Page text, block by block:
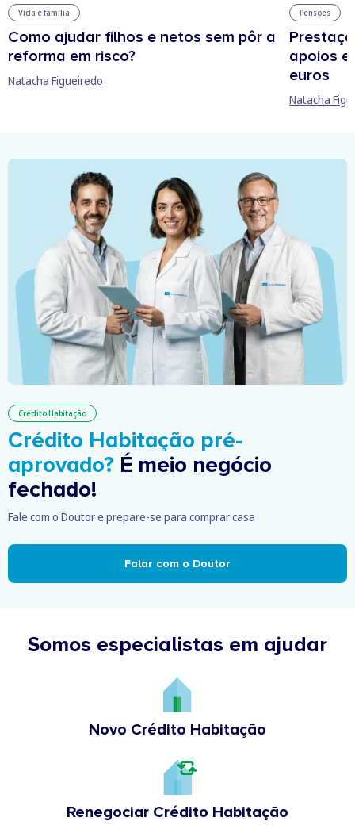
Vida e família
Como ajudar filhos e netos sem pôr a
reforma em risco?
Natacha Figueiredo
Pensões
apoios
euros
Natacha
Crédito Habitação
Crédito Habitação pré-
aprovado? É meio negócio
fechado!
Fale com o Doutor e prepare-se para comprar casa
Falar com o Doutor
Somos especialistas em ajudar
Novo Crédito Habitação
Renegociar Crédito Habitação